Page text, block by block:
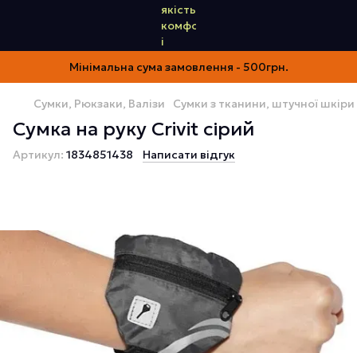
Мінімальна сума замовлення - 500грн.
Сумки, Рюкзаки, Валізи Сумки з тканини, штучної шкіри
Сумка на руку Crivit сірий
Артикул: 1834851438 Написати відгук